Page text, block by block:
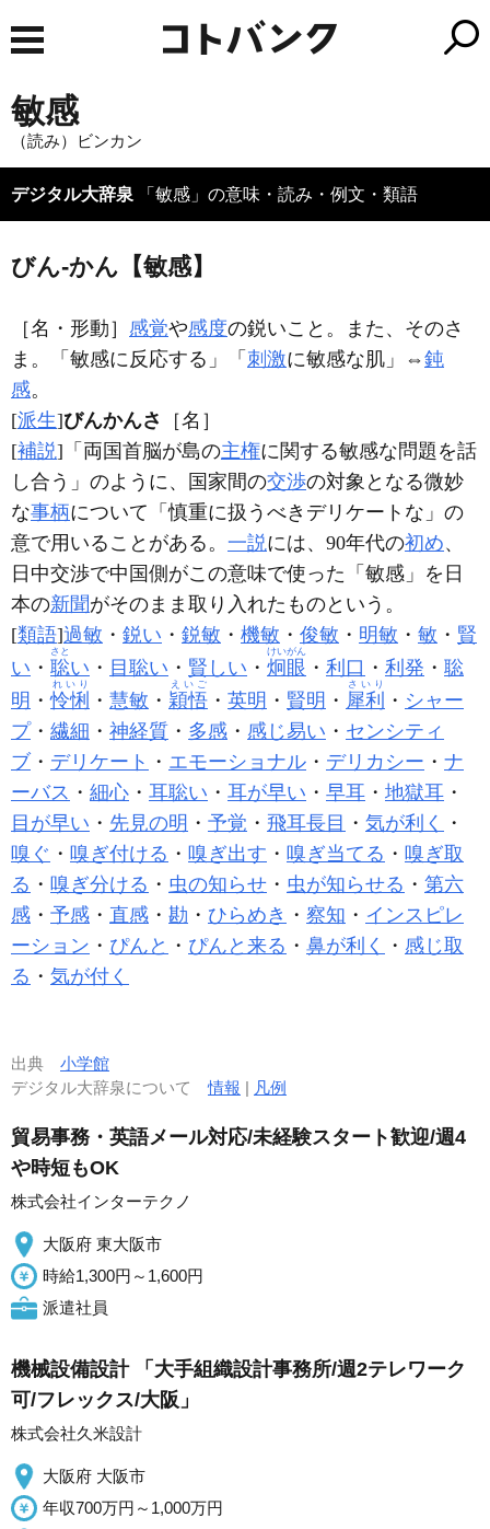
敏感
（読み）ビンカン
デジタル大辞泉 「敏感」の意味・読み・例文・類語
びん‐かん【敏感】
［名・形動］ 感覚や感度の鋭いこと。また、そのさ
ま。「 敏感に反応する」「 刺激に敏感な肌」⇔鈍
感。
[派生]びんかんさ
［名］
[補説]「両国首脳が島の主権に関する敏感な問題を話
し合う」のように、国家間の交渉の対象となる微妙
な事柄について「慎重に扱うべきデリケートな」の
意で用いることがある。 一説には、90年代の初め、
日中交渉で中国側がこの意味で使った「敏感」を日
本の新聞がそのまま取り入れたものという。
[類語]過敏 ・ 鋭い ・ 鋭敏 ・ 機敏 ・ 俊敏 ・ 明敏 ・ 敏 ・ 賢
い ・ 聡
さと
い ・ 目聡い ・ 賢しい ・ 炯眼
けいがん
・ 利口 ・ 利発 ・ 聡
明 ・怜悧
れいり
・ 慧敏 ・ 穎悟
えいご
・ 英明 ・ 賢明 ・ 犀利
さいり
・ シャー
プ・ 繊細 ・ 神経質 ・ 多感 ・ 感じ易い ・ センシティ
ブ ・ デリケート ・ エモーショナル ・ デリカシー ・ ナ
ーバス ・ 細心 ・ 耳聡い ・ 耳が早い ・ 早耳 ・ 地獄耳 ・
目が早い ・ 先見の明 ・ 予覚 ・ 飛耳長目 ・ 気が利く
・
嗅ぐ ・ 嗅ぎ付ける ・ 嗅ぎ出す ・ 嗅ぎ当てる ・ 嗅ぎ取
る ・ 嗅ぎ分ける ・ 虫の知らせ ・ 虫が知らせる ・ 第六
感 ・ 予感 ・ 直感 ・ 勘 ・ ひらめき ・ 察知 ・ インスピレ
ーション ・ ぴんと ・ ぴんと来る ・ 鼻が利く ・ 感じ取
る ・ 気が付く
出典 小学館
デジタル大辞泉について情報 | 凡例
貿易事務・英語メール対応/未経験スタート歓迎/週4
や時短もOK
株式会社インターテクノ
大阪府 東大阪市
時給1,300円～1,600円
派遣社員
機械設備設計 「大手組織設計事務所/週2テレワーク
可/フレックス/大阪」
株式会社久米設計
大阪府 大阪市
年収700万円～1,000万円